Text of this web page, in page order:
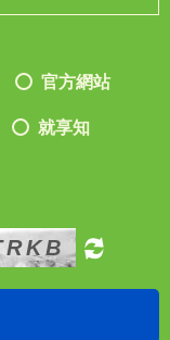
官方網站
就享知